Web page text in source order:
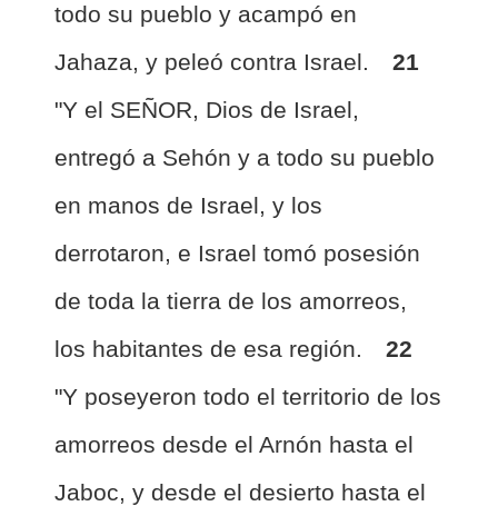
todo su pueblo y acampó en
Jahaza, y peleó contra Israel.
21
"Y el SEÑOR, Dios de Israel,
entregó a Sehón y a todo su pueblo
en manos de Israel, y los
derrotaron, e Israel tomó posesión
de toda la tierra de los amorreos,
los habitantes de esa región.
22
"Y poseyeron todo el territorio de los
amorreos desde el Arnón hasta el
Jaboc, y desde el desierto hasta el